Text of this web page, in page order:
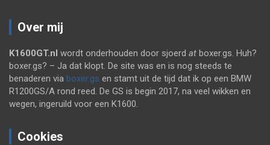
Over mij
K1600GT.nl wordt onderhouden door sjoerd at boxer.gs. Huh?
boxer.gs? – Ja dat klopt. De site was en is nog steeds te
benaderen via boxer.gs en stamt uit de tijd dat ik op een BMW
R1200GS/A rond reed. De GS is begin 2017, na veel wikken en
wegen, ingeruild voor een K1600.
Cookies